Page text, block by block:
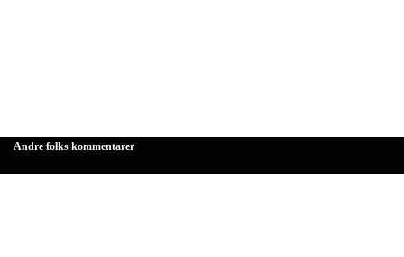
Andre folks kommentarer